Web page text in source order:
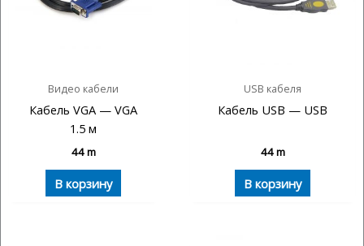
Видео кабели
Кабель VGA — VGA
1.5 м
44m
В корзину
USB кабеля
Кабель USB — USB
44m
В корзину